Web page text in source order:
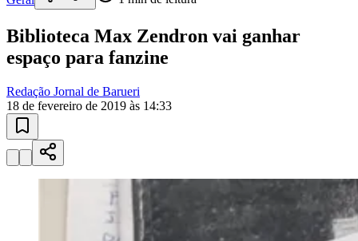
Vitória
10 anos de JBnovo portalconfira as novidades
Esportes ao Vivo
atualizadas
Paulistão, Brasileirão, Champions League e mais. Placar em tempo
real, classificação e notícias esportivas.
Acompanhar jogos